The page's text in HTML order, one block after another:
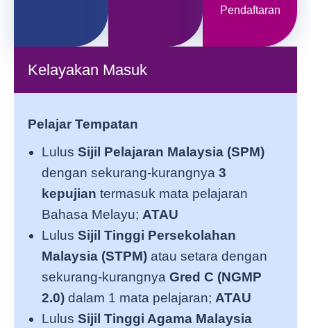
Pendaftaran
Kelayakan Masuk
Pelajar Tempatan
Lulus Sijil Pelajaran Malaysia (SPM)
dengan sekurang-kurangnya 3
kepujian termasuk mata pelajaran
Bahasa Melayu; ATAU
Lulus Sijil Tinggi Persekolahan
Malaysia (STPM) atau setara dengan
sekurang-kurangnya Gred C (NGMP
2.0) dalam 1 mata pelajaran; ATAU
Lulus Sijil Tinggi Agama Malaysia